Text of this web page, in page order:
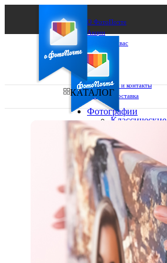
О ФотоПочте
Акции
Сделаем за вас
Бизнесу
FAQ
Франшиза
Поддержка и контакты
Оплата и доставка
Ваш город:
Ваш регион доставки
Выберите из списка:
КАТАЛОГ
Фотографии
Классические
10х15
13х18
15х15
15х20
20х20
20х30
30х30
30х40
А4
Фото